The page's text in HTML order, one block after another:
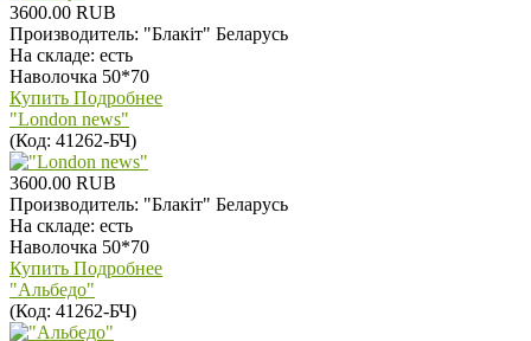
3600.00 RUB
Производитель: "Блакiт" Беларусь
На складе: есть
Наволочка 50*70
Купить Подробнее
"London news"
(Код: 41262-БЧ)
3600.00 RUB
Производитель: "Блакiт" Беларусь
На складе: есть
Наволочка 50*70
Купить Подробнее
"Альбедо"
(Код: 41262-БЧ)